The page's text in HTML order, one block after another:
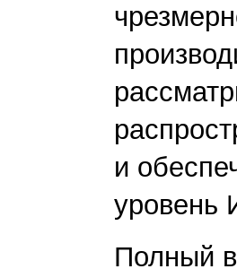
и
уровень
Полный